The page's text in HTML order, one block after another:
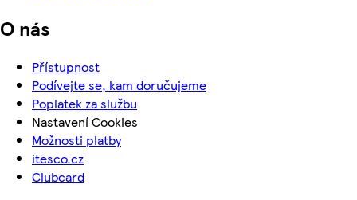
O nás
Přístupnost
Podívejte se, kam doručujeme
Poplatek za službu
Nastavení Cookies
Možnosti platby
itesco.cz
Clubcard